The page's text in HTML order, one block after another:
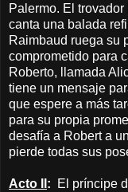
Palermo. El
canta una balada
Raimbaud ruega su
comprometido para
Roberto, llamada
tiene un mensaje
que espere a más
para su propia
desafía a Robert a
pierde todas sus
Acto II : El príncipe